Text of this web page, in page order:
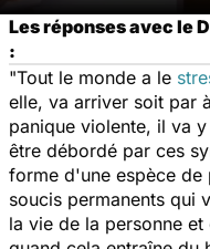
Les réponses avec le
:
"Tout le monde a le
elle, va arriver soit par
panique violente, il va
être débordé par ces
forme d'une espèce de
soucis permanents qui
la vie de la personne